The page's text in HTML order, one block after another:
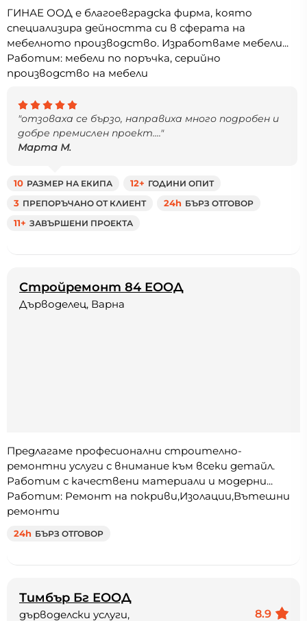
ГИНАЕ ООД е благоевградска фирма, която
специализира дейността си в сферата на
мебелното производство. Изработваме мебели...
Работим: мебели по поръчка, серийно
производство на мебели
"отзоваха се бързо, направиха много подробен и
добре премислен проект...."
Марта М.
10 РАЗМЕР НА ЕКИПА 12+ ГОДИНИ ОПИТ
3 ПРЕПОРЪЧАНО ОТ КЛИЕНТ 24h БЪРЗ ОТГОВОР
11+ ЗАВЪРШЕНИ ПРОЕКТА
Стройремонт 84 ЕООД
Дърводелец, Варна
Предлагаме професионални строително-
ремонтни услуги с внимание към всеки детайл.
Работим с качествени материали и модерни...
Работим: Ремонт на покриви,Изолации,Вътешни
ремонти
24h БЪРЗ ОТГОВОР
Тимбър Бг ЕООД
8.9
дърводелски услуги,